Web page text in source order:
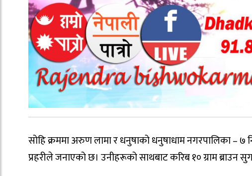
सोहि क्रममा अरुण लामा र धनुषाको धनुषाधाम नगरपालिका – ७
प्रहरीले जनाएको छ। उनीहरूको साथबाट करिब १० ग्राम ब्राउन